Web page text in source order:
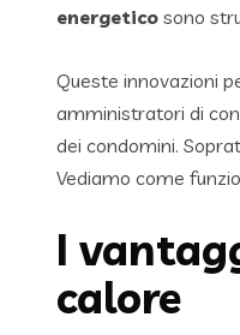
energetico sono
Queste innovazioni
amministratori di
dei condomini.
Vediamo come
I
calore